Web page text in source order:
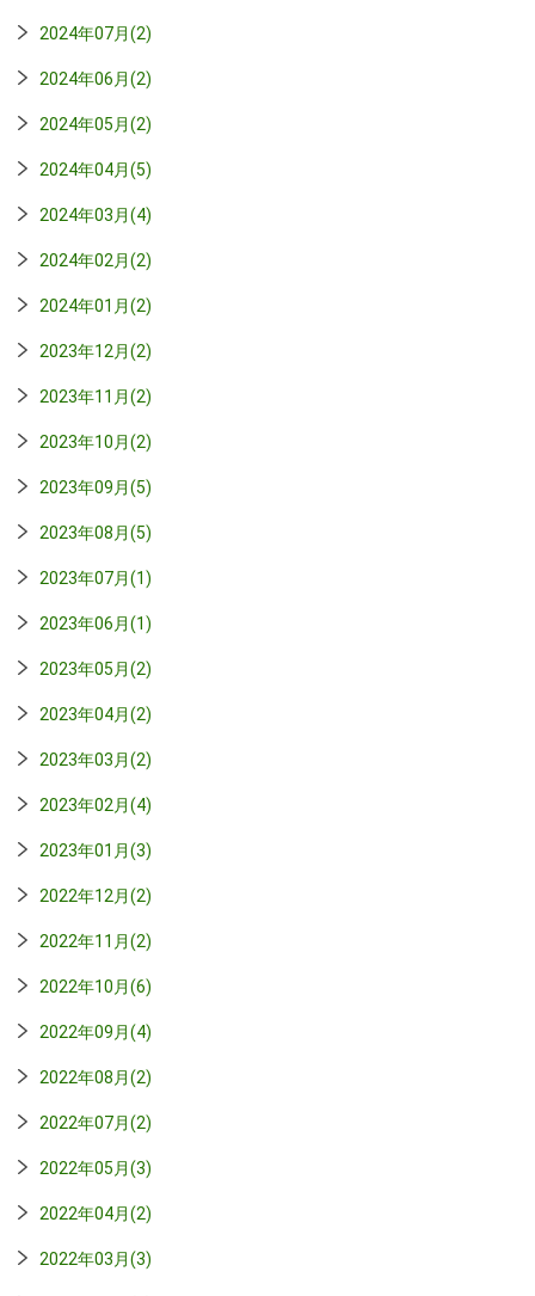
2024年07月(2)
2024年06月(2)
2024年05月(2)
2024年04月(5)
2024年03月(4)
2024年02月(2)
2024年01月(2)
2023年12月(2)
2023年11月(2)
2023年10月(2)
2023年09月(5)
2023年08月(5)
2023年07月(1)
2023年06月(1)
2023年05月(2)
2023年04月(2)
2023年03月(2)
2023年02月(4)
2023年01月(3)
2022年12月(2)
2022年11月(2)
2022年10月(6)
2022年09月(4)
2022年08月(2)
2022年07月(2)
2022年05月(3)
2022年04月(2)
2022年03月(3)